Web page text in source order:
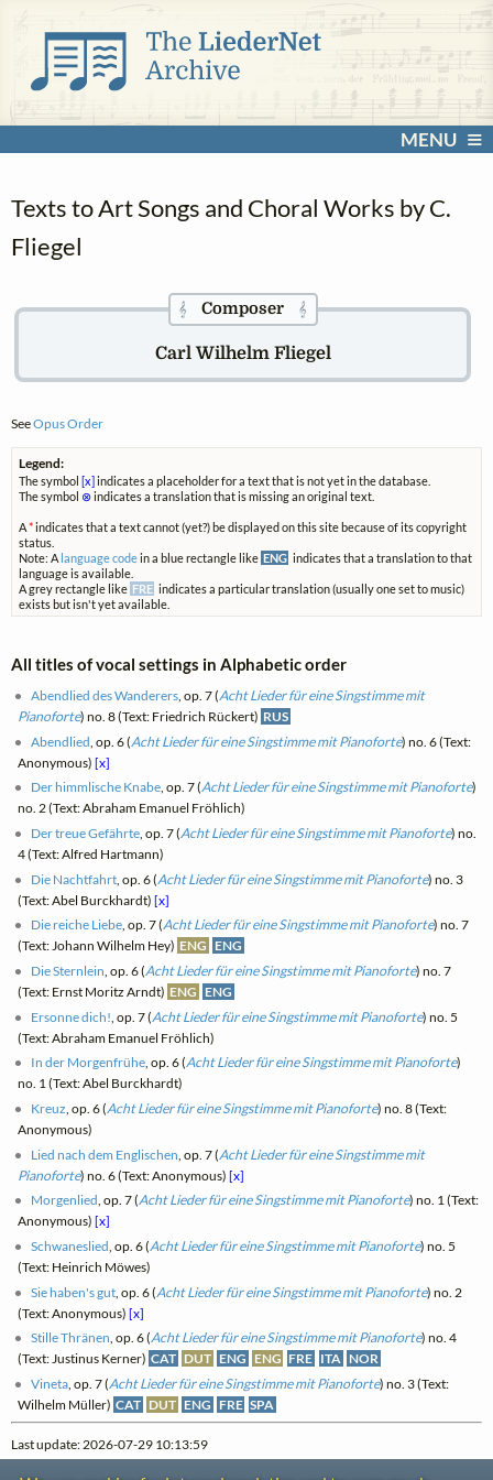
MENU
Texts to Art Songs and Choral Works by C.
Fliegel
𝄞Composer 𝄞
Carl Wilhelm Fliegel
SeeOpus Order
Legend:
The symbol[x]indicates a placeholder for a text that is not yet in the database.
The symbol ⊗indicates a translation that is missing an original text.
A*indicates that a text cannot (yet?) be displayed on this site because of its copyright
status.
Note: A language codein a blue rectangle like ENG indicates that a translation to that
language is available.
A grey rectangle like FRE indicates a particular translation (usually one set to music)
exists but isn't yet available.
All titles of vocal settings in Alphabetic order
Abendlied des Wanderers , op. 7 (Acht Lieder für eine Singstimme mit
Pianoforte) no. 8 (Text: Friedrich Rückert) RUS
Abendlied , op. 6 (Acht Lieder für eine Singstimme mit Pianoforte) no. 6 (Text:
Anonymous)[x]
Der himmlische Knabe, op. 7 (Acht Lieder für eine Singstimme mit Pianoforte)
no. 2 (Text: Abraham Emanuel Fröhlich)
Der treue Gefährte , op. 7 (Acht Lieder für eine Singstimme mit Pianoforte) no.
4 (Text: Alfred Hartmann)
Die Nachtfahrt , op. 6 (Acht Lieder für eine Singstimme mit Pianoforte) no. 3
(Text: Abel Burckhardt)[x]
Die reiche Liebe, op. 7 (Acht Lieder für eine Singstimme mit Pianoforte) no. 7
(Text: Johann Wilhelm Hey) ENG ENG
Die Sternlein , op. 6 (Acht Lieder für eine Singstimme mit Pianoforte) no. 7
(Text: Ernst Moritz Arndt) ENG ENG
Ersonne dich! , op. 7 (Acht Lieder für eine Singstimme mit Pianoforte) no. 5
(Text: Abraham Emanuel Fröhlich)
In der Morgenfrühe, op. 6 (Acht Lieder für eine Singstimme mit Pianoforte)
no. 1 (Text: Abel Burckhardt)
Kreuz , op. 6 (Acht Lieder für eine Singstimme mit Pianoforte) no. 8 (Text:
Anonymous)
Lied nach dem Englischen , op. 7 (Acht Lieder für eine Singstimme mit
Pianoforte) no. 6 (Text: Anonymous)[x]
Morgenlied, op. 7 (Acht Lieder für eine Singstimme mit Pianoforte) no. 1 (Text:
Anonymous)[x]
Schwaneslied , op. 6 (Acht Lieder für eine Singstimme mit Pianoforte) no. 5
(Text: Heinrich Möwes)
Sie haben's gut , op. 6 (Acht Lieder für eine Singstimme mit Pianoforte) no. 2
(Text: Anonymous)[x]
Stille Thränen, op. 6 (Acht Lieder für eine Singstimme mit Pianoforte) no. 4
(Text: Justinus Kerner) CAT DUT ENG ENG FRE ITA NOR
Vineta , op. 7 (Acht Lieder für eine Singstimme mit Pianoforte) no. 3 (Text:
Wilhelm Müller) CAT DUT ENG FRE SPA
Last update: 2026-07-29 10:13:59